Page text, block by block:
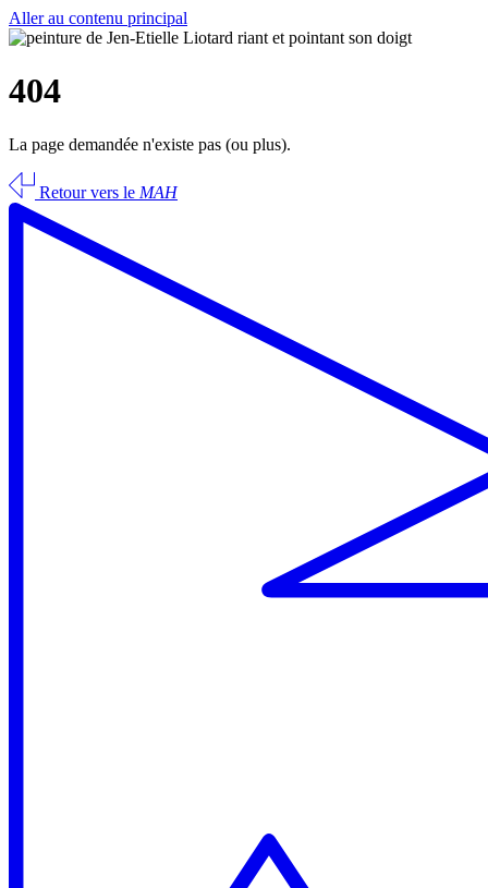
Aller au contenu principal
404
La page demandée n'existe pas (ou plus).
Retour vers le MAH